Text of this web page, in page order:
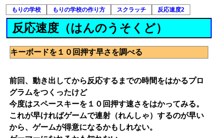
もりの学校 もりの学校の作り方 スクラッチ 反応速度2
反応速度（はんのうそくど）
キーボードを１０回押す早さを調べる
前回、動き出してから反応するまでの時間をはかるプロ
グラムをつくったけど
今度はスペースキーを１０回押す速さをはかってみる。
これが早ければゲームで連射（れんしゃ）するのが早い
から、ゲームが得意になるかもしれない。